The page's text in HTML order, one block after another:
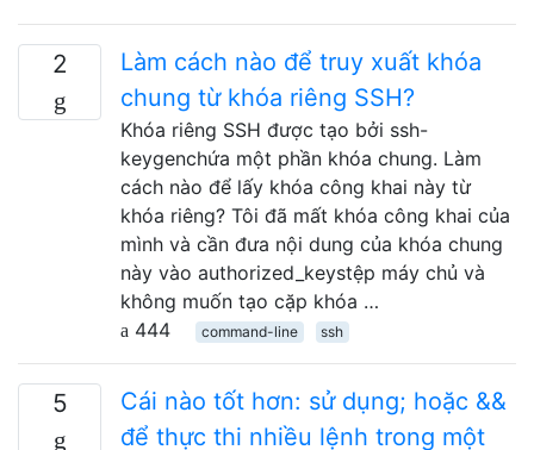
2
Làm cách nào để truy xuất khóa
chung từ khóa riêng SSH?
Khóa riêng SSH được tạo bởi ssh-
keygenchứa một phần khóa chung. Làm
cách nào để lấy khóa công khai này từ
khóa riêng? Tôi đã mất khóa công khai của
mình và cần đưa nội dung của khóa chung
này vào authorized_keystệp máy chủ và
không muốn tạo cặp khóa …
444
command-line ssh
5
Cái nào tốt hơn: sử dụng; hoặc &&
để thực thi nhiều lệnh trong một